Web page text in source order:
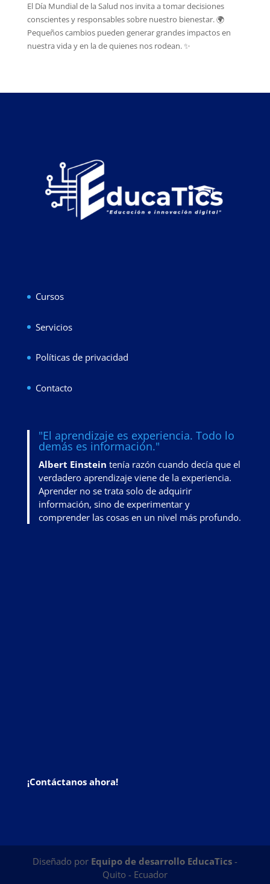
El Día Mundial de la Salud nos invita a tomar decisiones
conscientes y responsables sobre nuestro bienestar. 🌍
Pequeños cambios pueden generar grandes impactos en
nuestra vida y en la de quienes nos rodean. ✨
Cursos
Servicios
Políticas de privacidad
Contacto
"El aprendizaje es experiencia. Todo lo
demás es información."
Albert Einstein tenía razón cuando decía que el
verdadero aprendizaje viene de la experiencia.
Aprender no se trata solo de adquirir
información, sino de experimentar y
comprender las cosas en un nivel más profundo.
¡Contáctanos ahora!
Diseñado por Equipo de desarrollo EducaTics -
Quito - Ecuador